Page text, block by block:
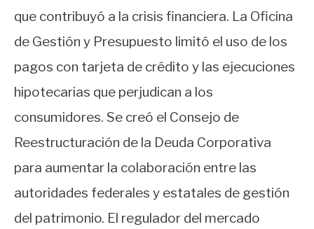
que contribuyó a la crisis financiera. La Oficina
de Gestión y Presupuesto limitó el uso de los
pagos con tarjeta de crédito y las ejecuciones
hipotecarias que perjudican a los
consumidores. Se creó el Consejo de
Reestructuración de la Deuda Corporativa
para aumentar la colaboración entre las
autoridades federales y estatales de gestión
del patrimonio. El regulador del mercado